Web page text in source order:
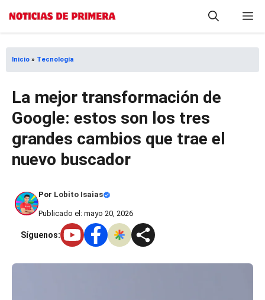
Saltar
contenido
Inicio » Tecnología
La mejor transformación de
Google: estos son los tres
grandes cambios que trae el
nuevo buscador
Por Lobito Isaias
Publicado el: mayo 20, 2026
Síguenos: